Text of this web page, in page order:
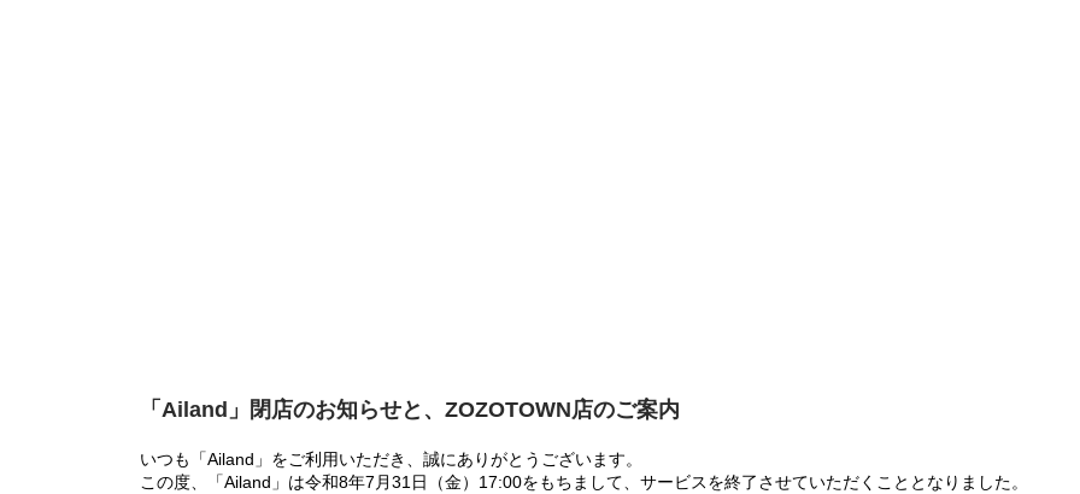
「Ailand」閉店のお知らせと、ZOZOTOWN店のご案内
いつも「Ailand」をご利用いただき、誠にありがとうございます。
この度、「Ailand」は令和8年7月31日（金）17:00をもちまして、サービスを終了させていただくこととなりました。